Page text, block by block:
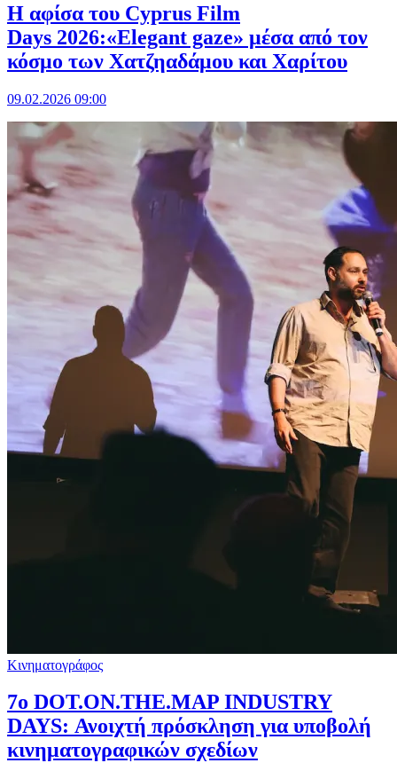
Η αφίσα του Cyprus Film
Days 2026:«Elegant gaze» μέσα από τον
κόσμο των Χατζηαδάμου και Χαρίτου
09.02.2026 09:00
Κινηματογράφος
7ο DOT.ON.THE.MAP INDUSTRY
DAYS: Ανοιχτή πρόσκληση για υποβολή
κινηματογραφικών σχεδίων